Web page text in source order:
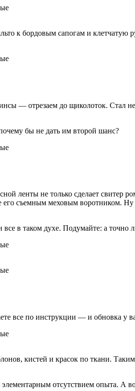
к бордовым сапогам и
— отрезаем до щиколоток. Стал
бы не дать им второй шанс?
ленты не только сделает свитер
его съемным меховым воротником.
таком духе. Подумайте: а точно
все по инструкции — и обновка у
кистей и красок по ткани.
отсутствием опыта. А